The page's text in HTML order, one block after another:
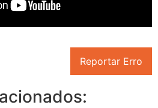
Reportar Erro